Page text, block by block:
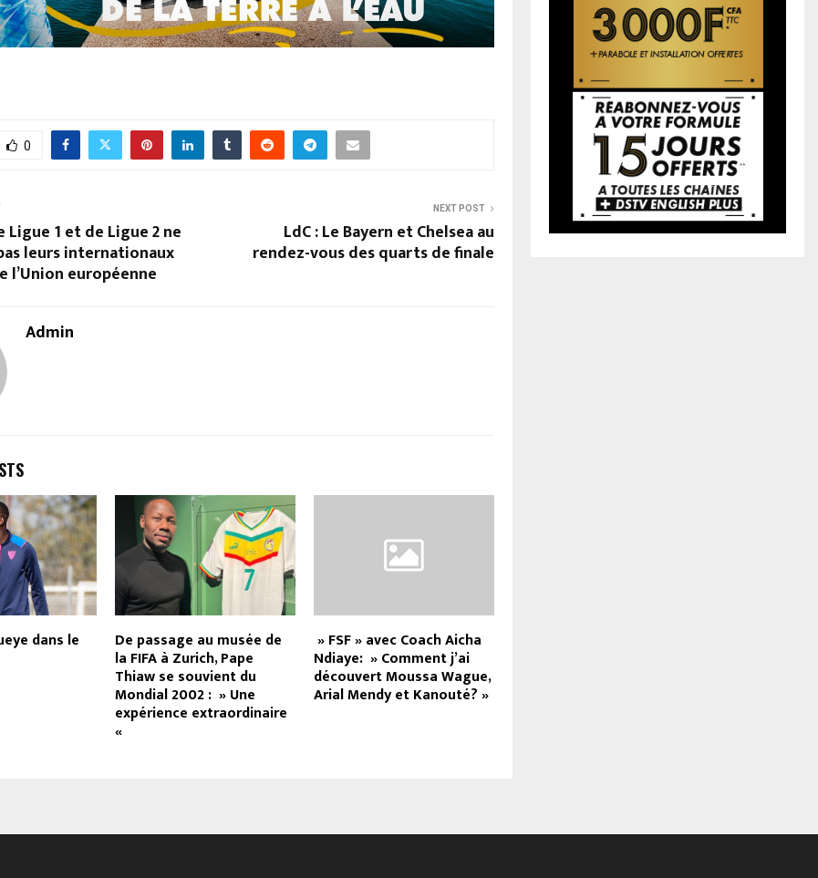
0
Ligue 1 et de Ligue 2 ne
leurs internationaux
l’Union européenne
NEXT POST
LdC : Le Bayern et Chelsea au
rendez-vous des quarts de finale
Admin
dans le De passage au musée de
la FIFA à Zurich, Pape
Thiaw se souvient du
Mondial 2002 : » Une
expérience extraordinaire
«
» FSF » avec Coach Aicha
Ndiaye: » Comment j’ai
découvert Moussa Wague,
Arial Mendy et Kanouté? »